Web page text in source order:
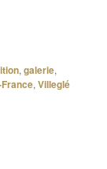
,galerie,
,Villeglé